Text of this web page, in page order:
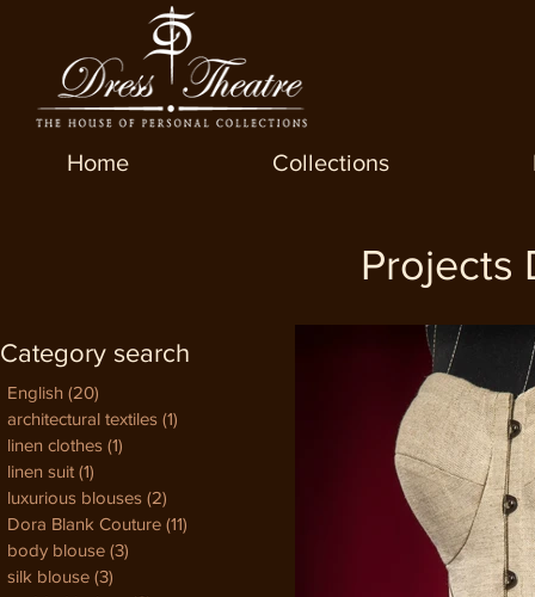
Home Collections
Projects
English (20)
architectural textiles (1)
linen clothes (1)
linen suit (1)
luxurious blouses (2)
Dora Blank Couture (11)
body blouse (3)
silk blouse (3)
Category search